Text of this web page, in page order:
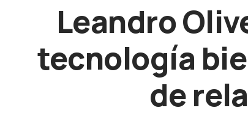
Leandro
tecnología
de